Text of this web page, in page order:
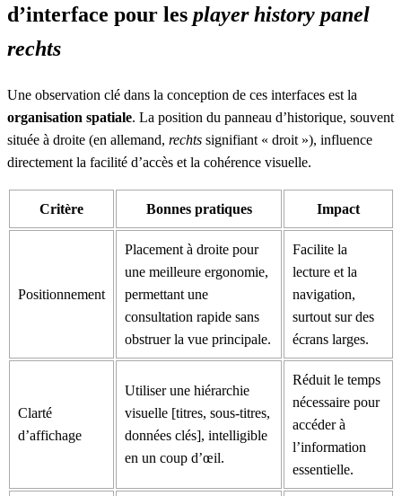
d’interface pour les player history panel
rechts
Une observation clé dans la conception de ces interfaces est la
organisation spatiale. La position du panneau d’historique, souvent
située à droite (en allemand, rechts signifiant « droit »), influence
directement la facilité d’accès et la cohérence visuelle.
Critère Bonnes pratiques Impact
Positionnement
Placement à droitepour
une meilleure ergonomie,
permettant une
consultation rapide sans
obstruer la vue principale.
Facilite la
lecture et la
navigation,
surtout sur des
écrans larges.
Clarté
d’affichage
Utiliser une hiérarchie
visuelle [titres, sous-titres,
données clés], intelligible
en un coup d’œil.
Réduit le temps
nécessaire pour
accéder à
l’information
essentielle.